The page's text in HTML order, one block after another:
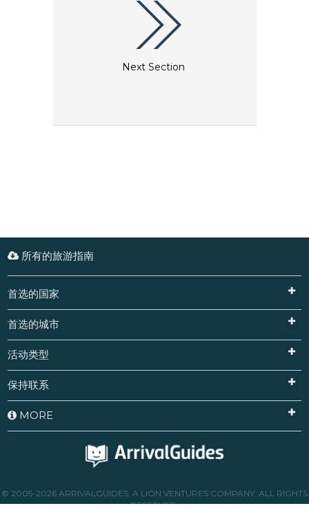
Next Section
所有的旅游指南
首选的国家
首选的城市
活动类型
保持联系
MORE
© 2005-2026 ARRIVALGUIDES, A LION VENTURES COMPANY. ALL RIGHTS
RESERVED.